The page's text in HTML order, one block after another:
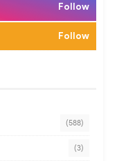
Follow
Follow
(588)
(3)